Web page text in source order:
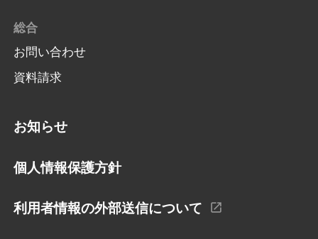
総合
お問い合わせ
資料請求
お知らせ
個人情報保護方針
利用者情報の外部送信について